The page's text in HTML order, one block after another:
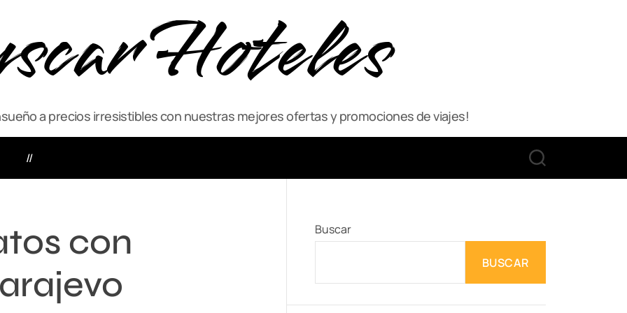
Hoteles
a precios irresistibles con nuestras mejores ofertas y promociones de viajes!
S
H
con
Buscar
BUSCAR